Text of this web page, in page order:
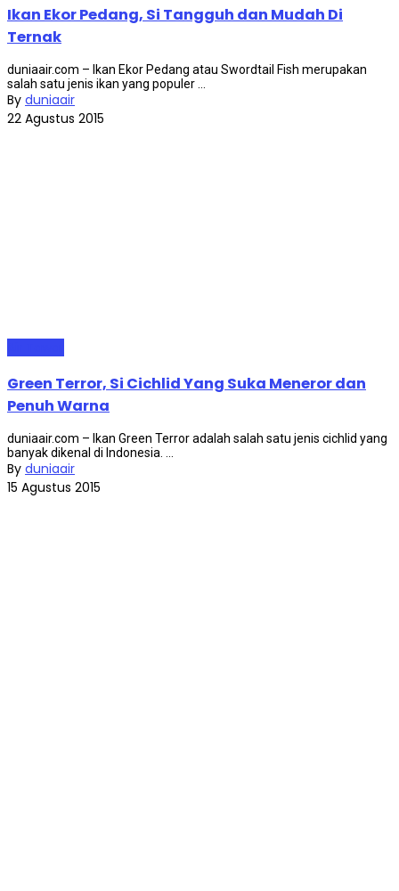
Ikan Ekor Pedang, Si Tangguh dan Mudah Di
Ternak
duniaair.com – Ikan Ekor Pedang atau Swordtail Fish merupakan
salah satu jenis ikan yang populer ...
By duniaair
22 Agustus 2015
Green Terror, Si Cichlid Yang Suka Meneror dan
Penuh Warna
duniaair.com – Ikan Green Terror adalah salah satu jenis cichlid yang
banyak dikenal di Indonesia. ...
By duniaair
15 Agustus 2015